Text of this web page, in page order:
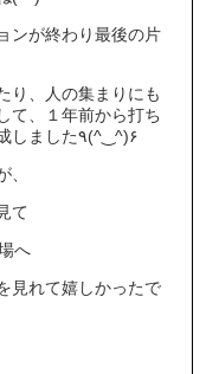
ンが終わり最後の片
り、人の集まりにも
て、１年前から打ち
合わせを重ねながら試行錯誤されて完成しました٩(^‿^)۶
、
て
へ
見れて嬉しかったで